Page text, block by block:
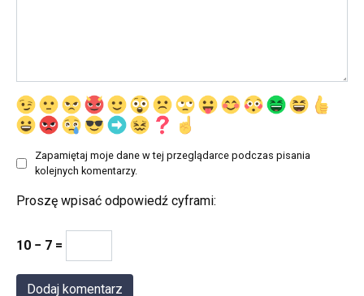
Zapamiętaj moje dane w tej przeglądarce podczas pisania
kolejnych komentarzy.
Proszę wpisać odpowiedź cyframi:
10 − 7 =